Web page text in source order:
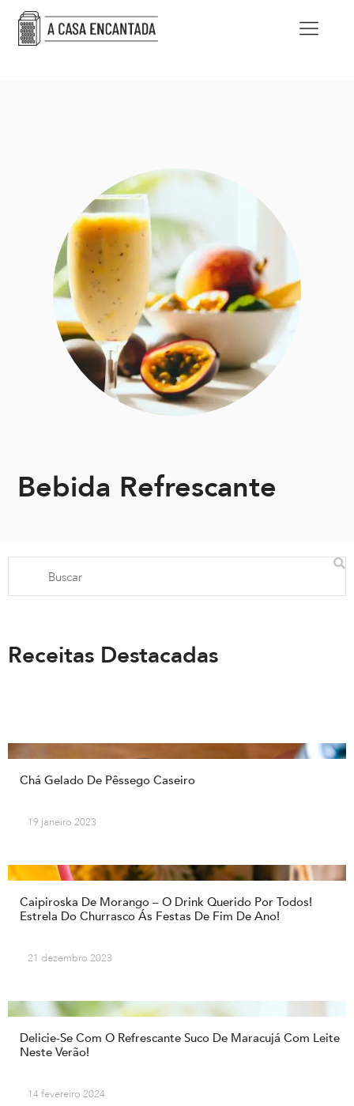
Bebida Refrescante
Receitas Destacadas
Chá Gelado De Pêssego Caseiro
19 janeiro 2023
Caipiroska De Morango – O Drink Querido Por Todos!
Estrela Do Churrasco Ás Festas De Fim De Ano!
21 dezembro 2023
Delicie-Se Com O Refrescante Suco De Maracujá Com Leite
Neste Verão!
14 fevereiro 2024